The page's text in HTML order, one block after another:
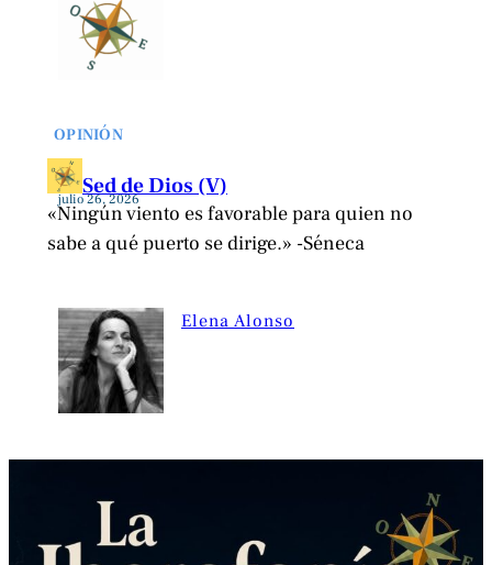
OPINIÓN
Sed de Dios (V)
julio 26, 2026
«Ningún viento es favorable para quien no
sabe a qué puerto se dirige.» -Séneca
Elena Alonso